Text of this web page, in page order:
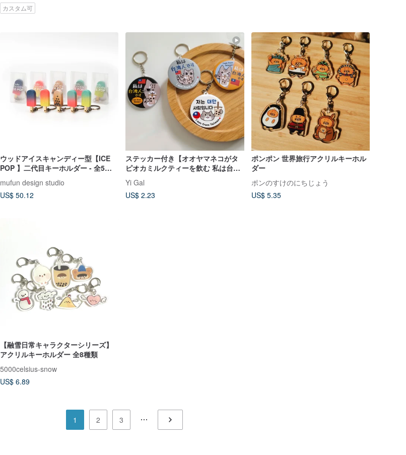
カスタム可
ウッドアイスキャンディー型【ICE
POP 】二代目キーホルダー - 全5種
お得なセット
mufun design studio
US$ 50.12
ステッカー付き【オオヤマネコがタ
ピオカミルクティーを飲む 私は台湾
人 ミラーキーホルダー】韓国・日本
旅行、海外旅行の必需品
Yi Gal
US$ 2.23
ポンポン 世界旅行アクリルキーホル
ダー
ポンのすけのにちじょう
US$ 5.35
【融雪日常キャラクターシリーズ】
アクリルキーホルダー 全8種類
5000celsius-snow
US$ 6.89
1 2 3